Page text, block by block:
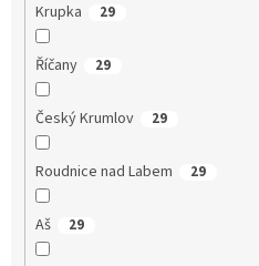
Krupka 29
Říčany 29
Český Krumlov 29
Roudnice nad Labem 29
Aš 29